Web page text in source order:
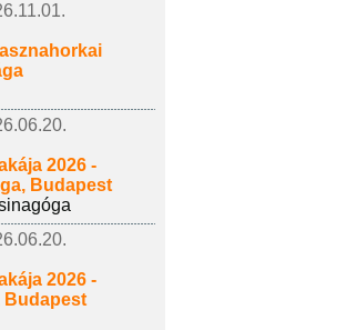
2026 -
Budapest
2026 -
Budapest